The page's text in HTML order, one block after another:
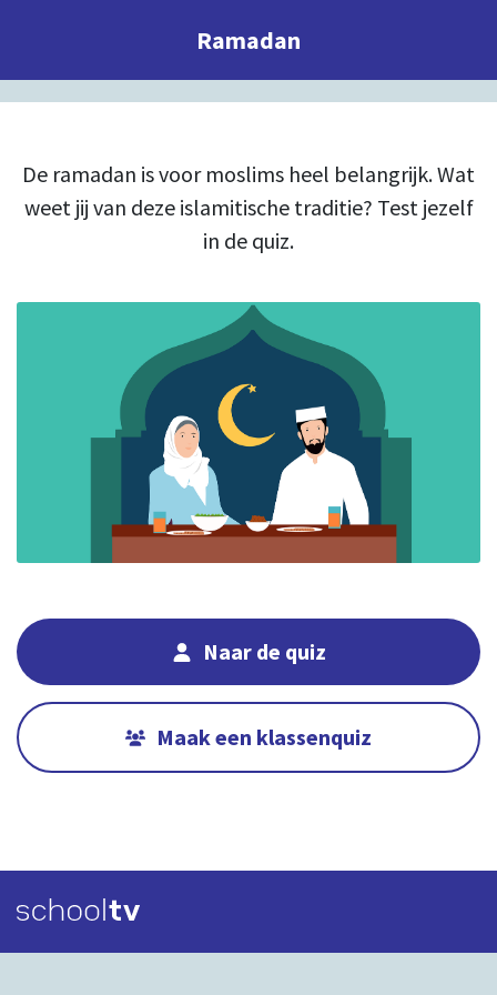
Ramadan
De ramadan is voor moslims heel belangrijk. Wat
weet jij van deze islamitische traditie? Test jezelf
in de quiz.
Naar de quiz
Maak een klassenquiz